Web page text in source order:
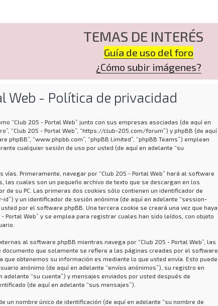
TEMAS DE INTERÉS
Guía de uso del foro
¿Cómo subir imágenes?
Web - Política de privacidad
“Club 205 - Portal Web” junto con sus empresas asociadas (de aquí en
“Club 205 - Portal Web”, “https://club-205.com/forum”) y phpBB (de aquí
phpBB”, “www.phpbb.com”, “phpBB Limited”, “phpBB Teams”) emplean
cualquier sesión de uso por usted (de aquí en adelante “su
vías. Primeramente, navegar por “Club 205 - Portal Web” hará al software
las cuales son un pequeño archivo de texto que se descargan en los
de su PC. Las primeras dos cookies sólo contienen un identificador de
id”) y un identificador de sesión anónima (de aquí en adelante “session-
por el software phpBB. Una tercera cookie se creará una vez que haya
Portal Web” y se emplea para registrar cuales han sido leídos, con objeto
al software phpBB mientras navega por “Club 205 - Portal Web”, las
documento que solamente se refiere a las páginas creadas por el software
que obtenemos su información es mediante lo que usted envía. Esto puede
anónimo (de aquí en adelante “envíos anónimos”), su registro en
adelante “su cuenta”) y mensajes enviados por usted después de
(de aquí en adelante “sus mensajes”).
un nombre único de identificación (de aquí en adelante “su nombre de